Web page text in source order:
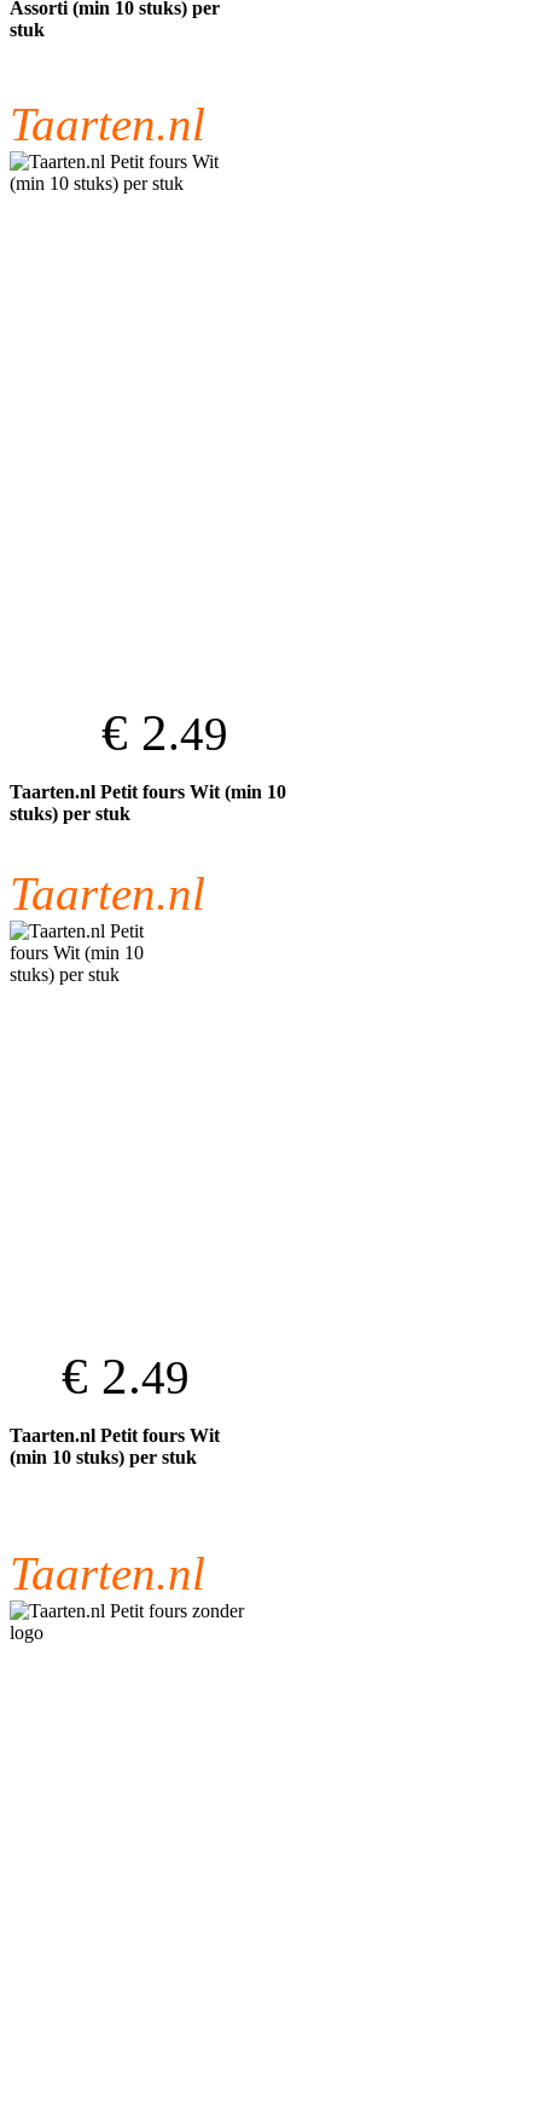
Assorti (min 10 stuks) per
stuk
Taarten.nl
€ 2.49
Taarten.nl Petit fours Wit (min 10
stuks) per stuk
Taarten.nl
€ 2.49
Taarten.nl Petit fours Wit
(min 10 stuks) per stuk
Taarten.nl